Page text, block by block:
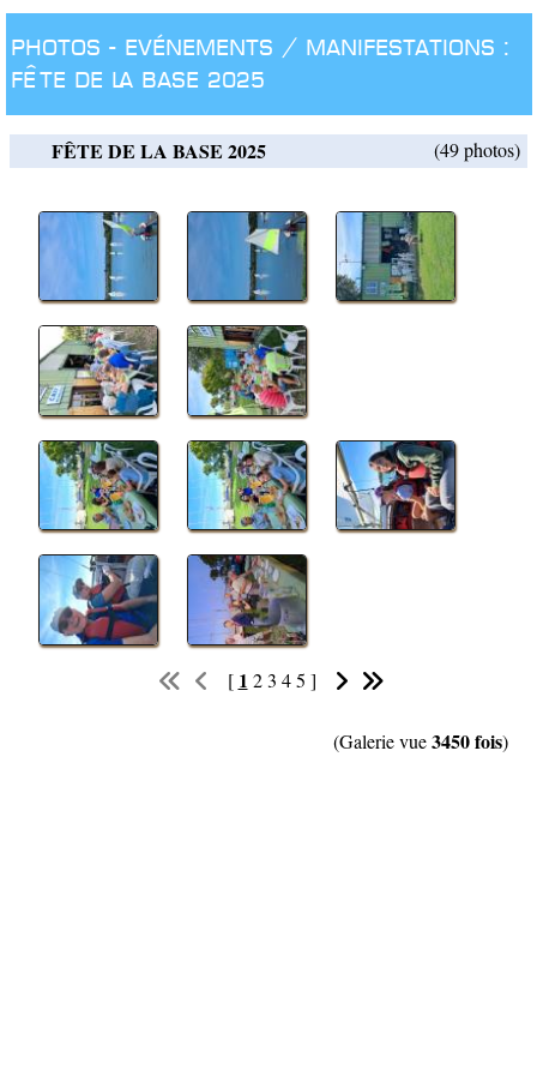
Photos - Evénements / manifestations :
FÊTE DE LA BASE 2025
FÊTE DE LA BASE 2025 (49 photos)
[ 1 2 3 4 5 ]
(Galerie vue3450 fois)